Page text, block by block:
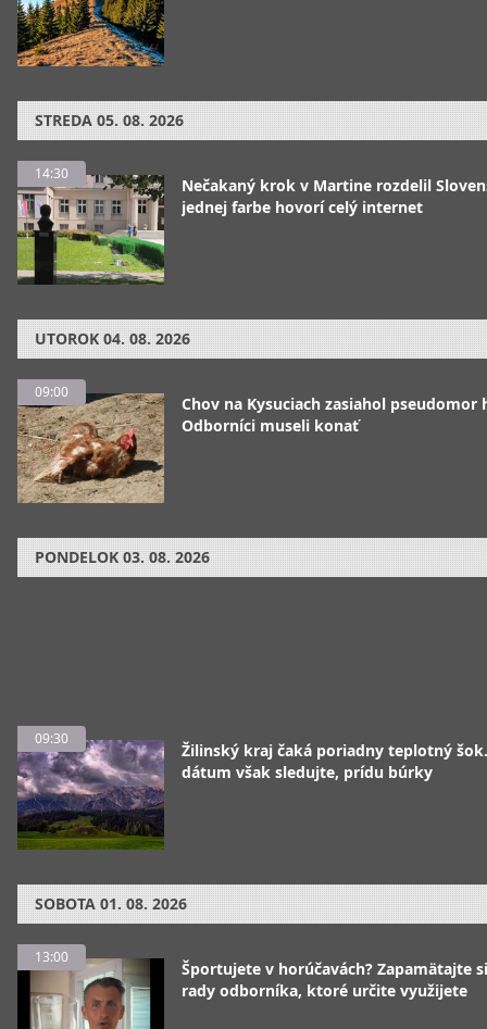
STREDA 05. 08. 2026
14:30
Nečakaný krok v Martine rozdelil
jednej farbe hovorí celý internet
UTOROK 04. 08. 2026
09:00
Chov na Kysuciach zasiahol pseudomor
Odborníci museli konať
PONDELOK 03. 08. 2026
09:30
Žilinský kraj čaká poriadny teplotný
dátum však sledujte, prídu búrky
SOBOTA 01. 08. 2026
13:00
Športujete v horúčavách? Zapamätajte
rady odborníka, ktoré určite využijete